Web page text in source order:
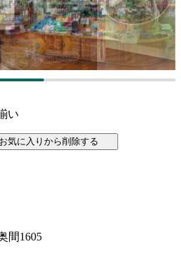
い
お気に入りから削除する
間1605